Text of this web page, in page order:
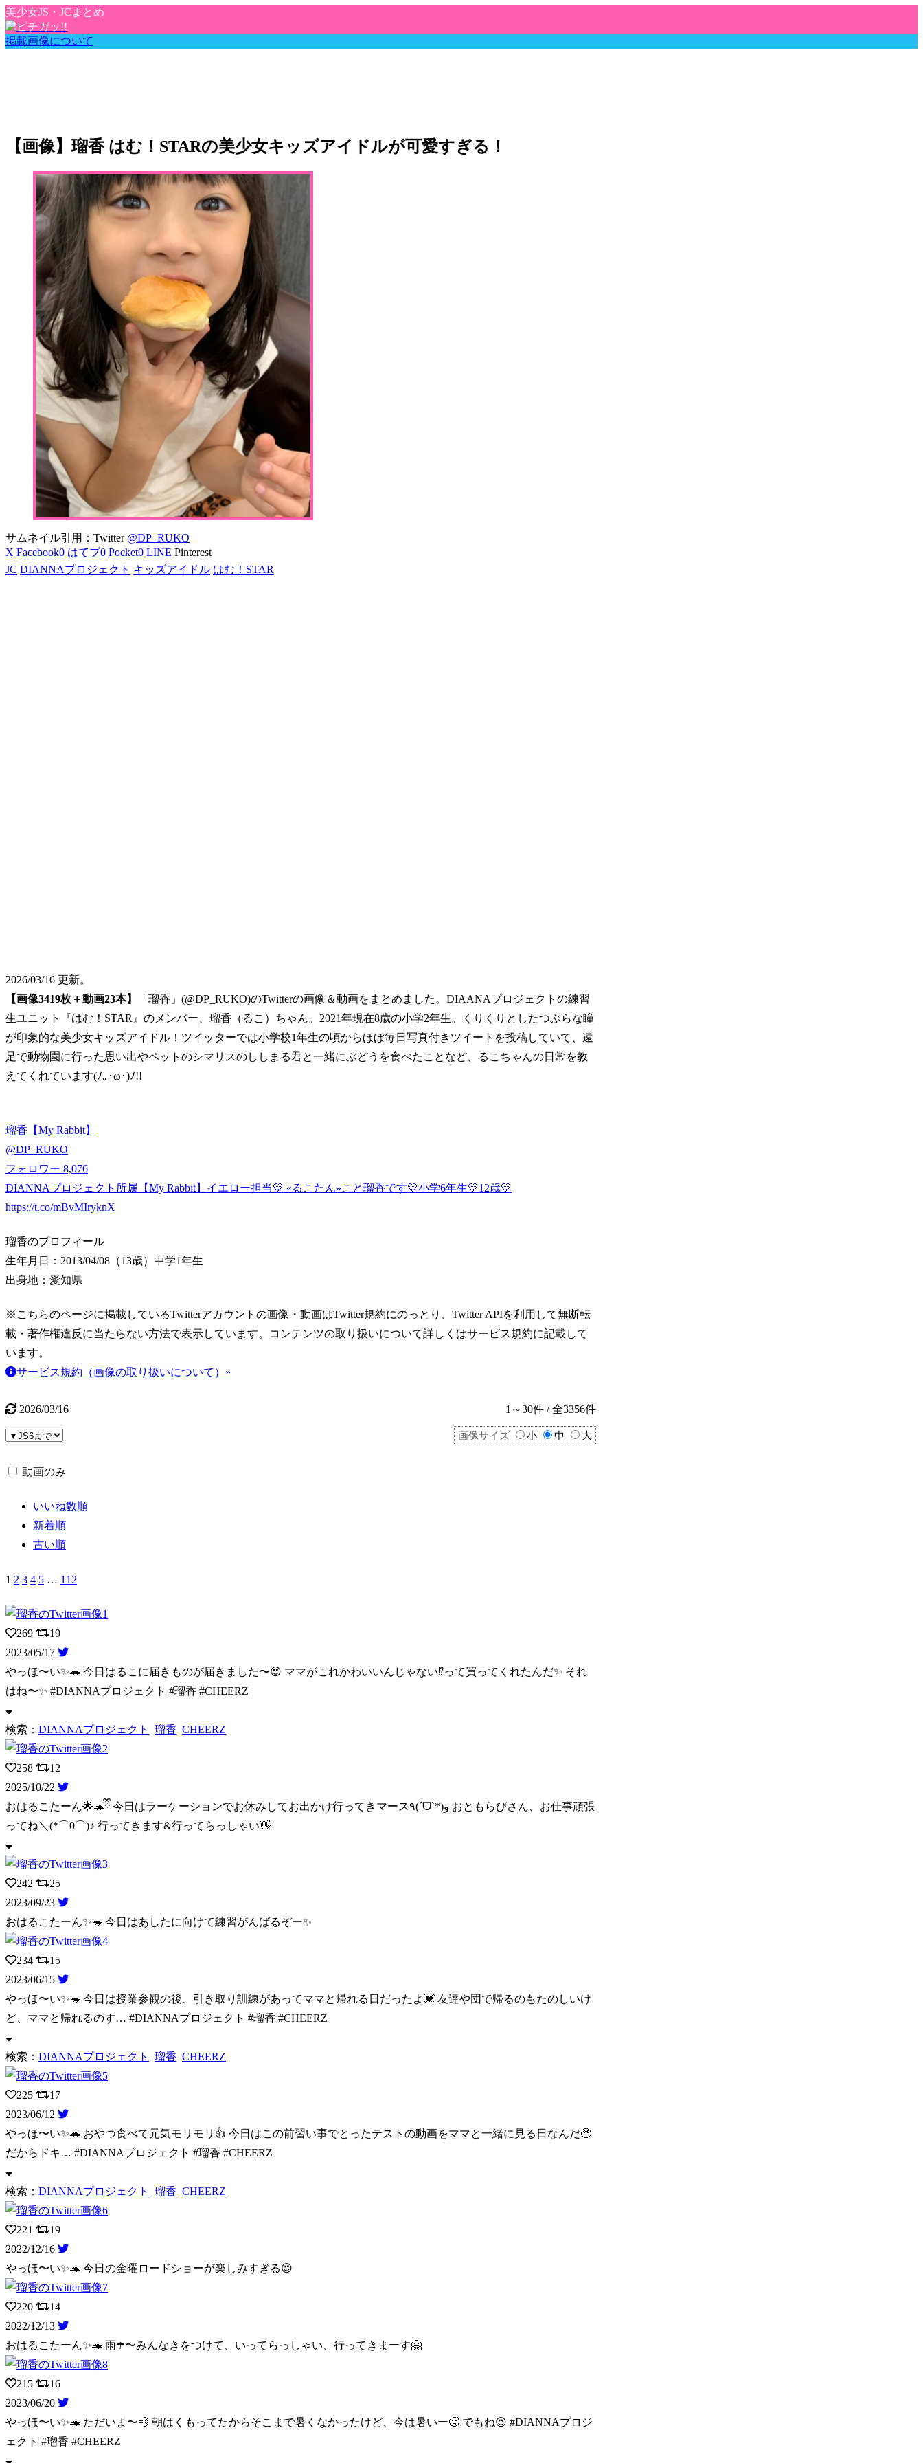
美少女JS・JCまとめ
掲載画像について
【画像】瑠香 はむ！STARの美少女キッズアイドルが可愛すぎる！
サムネイル引用：Twitter @DP_RUKO
X Facebook0 はてブ0 Pocket0 LINE Pinterest
JC DIANNAプロジェクト キッズアイドル はむ！STAR
2026/03/16 更新。
【画像3419枚＋動画23本】
「瑠香」(@DP_RUKO)のTwitterの画像＆動画をまとめました。DIAANAプロジェクトの練習
生ユニット『はむ！STAR』のメンバー、瑠香（るこ）ちゃん。2021年現在8歳の小学2年生。くりくりとしたつぶらな瞳
が印象的な美少女キッズアイドル！ツイッターでは小学校1年生の頃からほぼ毎日写真付きツイートを投稿していて、遠
足で動物園に行った思い出やペットのシマリスのししまる君と一緒にぶどうを食べたことなど、るこちゃんの日常を教
えてくれています(ﾉ｡･ω･)ﾉ!!
瑠香【My Rabbit】
@DP_RUKO
フォロワー 8,076
DIANNAプロジェクト所属【My Rabbit】イエロー担当💛 «るこたん»こと瑠香です💛小学6年生💛12歳💛
https://t.co/mBvMIryknX
瑠香のプロフィール
生年月日：2013/04/08（13歳） 中学1年生
出身地：愛知県
※こちらのページに掲載しているTwitterアカウントの画像・動画はTwitter規約にのっとり、Twitter APIを利用して無断転
載・著作権違反に当たらない方法で表示しています。コンテンツの取り扱いについて詳しくはサービス規約に記載して
います。
サービス規約（画像の取り扱いについて）»
2026/03/16 1～30件 / 全3356件
画像サイズ 小 中 大
動画のみ
いいね数順
新着順
古い順
1 2 3 4 5 … 112
269
19
2023/05/17
やっほ〜い✨🦔 今日はるこに届きものが届きました〜😍 ママがこれかわいいんじゃない⁉︎って買ってくれたんだ✨ それ
はね〜✨ #DIANNAプロジェクト #瑠香 #CHEERZ
検索： DIANNAプロジェクト 瑠香 CHEERZ
258
12
2025/10/22
おはるこたーん🌟🦔ྀི 今日はラーケーションでお休みしてお出かけ行ってきマース٩(ˊᗜˋ*)و おともらびさん、お仕事頑張
ってね＼(*⌒0⌒)♪ 行ってきます&行ってらっしゃい👋
242
25
2023/09/23
おはるこたーん✨🦔 今日はあしたに向けて練習がんばるぞー✨
234
15
2023/06/15
やっほ〜い✨🦔 今日は授業参観の後、引き取り訓練があってママと帰れる日だったよ💓 友達や団で帰るのもたのしいけ
ど、ママと帰れるのす… #DIANNAプロジェクト #瑠香 #CHEERZ
検索： DIANNAプロジェクト 瑠香 CHEERZ
225
17
2023/06/12
やっほ〜い✨🦔 おやつ食べて元気モリモリ👍 今日はこの前習い事でとったテスト の動画をママと一緒に見る日なんだ🥹
だからドキ… #DIANNAプロジェクト #瑠香 #CHEERZ
検索： DIANNAプロジェクト 瑠香 CHEERZ
221
19
2022/12/16
やっほ〜い✨🦔 今日の金曜ロードショーが楽しみすぎる😍
220
14
2022/12/13
おはるこたーん✨🦔 雨☂️〜みんなきをつけて、いってらっしゃい、行ってきまーす🤗
215
16
2023/06/20
やっほ〜い✨🦔 ただいま〜💨 朝はくもってたからそこまで暑くなかったけど、今は暑いー🥵 でもね😍 #DIANNAプロジ
ェクト #瑠香 #CHEERZ